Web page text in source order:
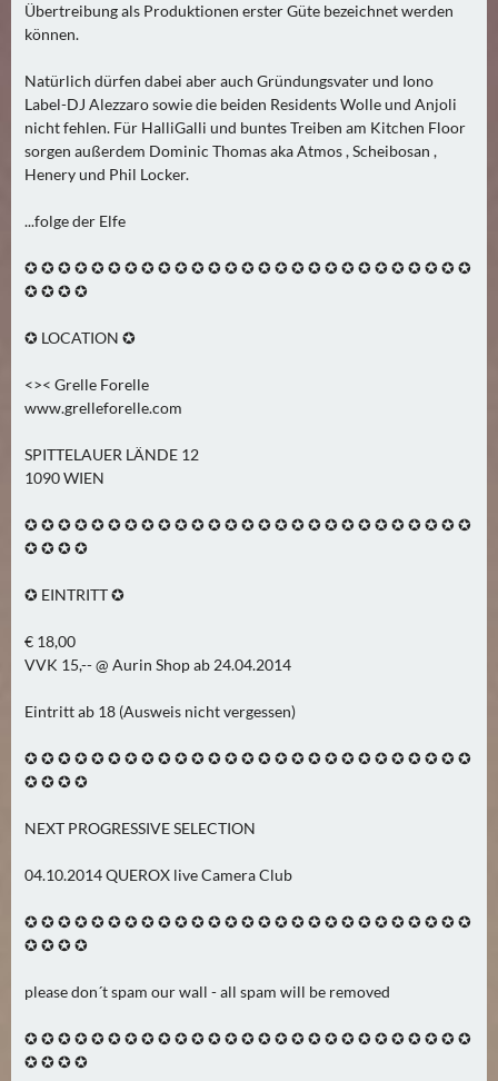
Übertreibung als Produktionen erster Güte bezeichnet werden
können.
Natürlich dürfen dabei aber auch Gründungsvater und Iono
Label-DJ Alezzaro sowie die beiden Residents Wolle und Anjoli
nicht fehlen. Für HalliGalli und buntes Treiben am Kitchen Floor
sorgen außerdem Dominic Thomas aka Atmos , Scheibosan ,
Henery und Phil Locker.
...folge der Elfe
✪ ✪ ✪ ✪ ✪ ✪ ✪ ✪ ✪ ✪ ✪ ✪ ✪ ✪ ✪ ✪ ✪ ✪ ✪ ✪ ✪ ✪ ✪ ✪ ✪ ✪ ✪
✪ ✪ ✪ ✪
✪ LOCATION ✪
<>< Grelle Forelle
www.grelleforelle.com
SPITTELAUER LÄNDE 12
1090 WIEN
✪ ✪ ✪ ✪ ✪ ✪ ✪ ✪ ✪ ✪ ✪ ✪ ✪ ✪ ✪ ✪ ✪ ✪ ✪ ✪ ✪ ✪ ✪ ✪ ✪ ✪ ✪
✪ ✪ ✪ ✪
✪ EINTRITT ✪
€ 18,00
VVK 15,-- @ Aurin Shop ab 24.04.2014
Eintritt ab 18 (Ausweis nicht vergessen)
✪ ✪ ✪ ✪ ✪ ✪ ✪ ✪ ✪ ✪ ✪ ✪ ✪ ✪ ✪ ✪ ✪ ✪ ✪ ✪ ✪ ✪ ✪ ✪ ✪ ✪ ✪
✪ ✪ ✪ ✪
NEXT PROGRESSIVE SELECTION
04.10.2014 QUEROX live Camera Club
✪ ✪ ✪ ✪ ✪ ✪ ✪ ✪ ✪ ✪ ✪ ✪ ✪ ✪ ✪ ✪ ✪ ✪ ✪ ✪ ✪ ✪ ✪ ✪ ✪ ✪ ✪
✪ ✪ ✪ ✪
please don´t spam our wall - all spam will be removed
✪ ✪ ✪ ✪ ✪ ✪ ✪ ✪ ✪ ✪ ✪ ✪ ✪ ✪ ✪ ✪ ✪ ✪ ✪ ✪ ✪ ✪ ✪ ✪ ✪ ✪ ✪
✪ ✪ ✪ ✪